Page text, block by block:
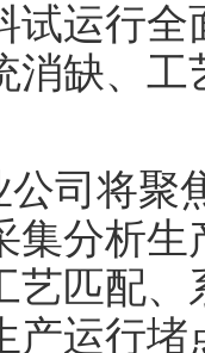
试运行
消缺、
司将聚
集分析
艺匹配
产运行